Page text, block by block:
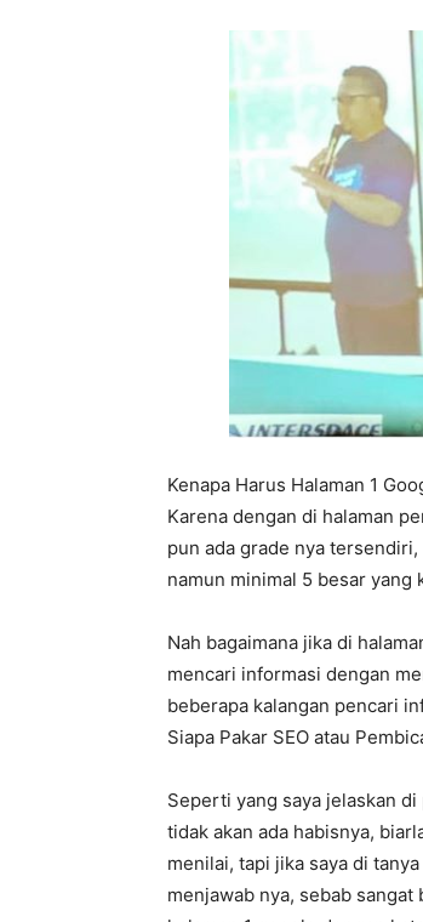
Kenapa Harus Halaman 1
Karena dengan di halaman
pun ada grade nya
namun minimal 5 besar
Nah bagaimana jika di
mencari informasi dengan
beberapa kalangan pencari
Siapa Pakar SEO atau
Seperti yang saya jelaskan
tidak akan ada habisnya,
menilai, tapi jika saya di
menjawab nya, sebab